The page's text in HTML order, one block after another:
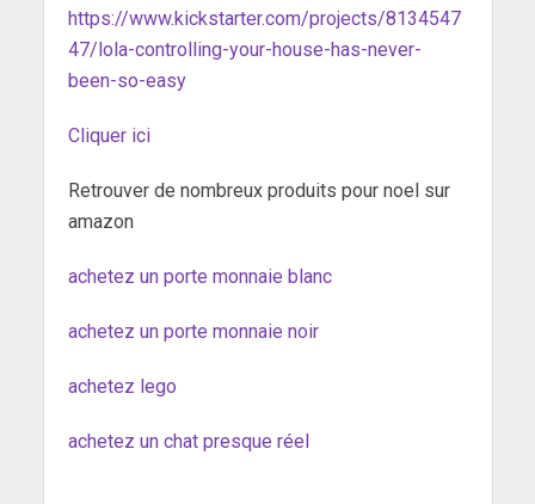
https://www.kickstarter.com/projects/8134547
47/lola-controlling-your-house-has-never-
been-so-easy
Cliquer ici
Retrouver de nombreux produits pour noel sur
amazon
achetez un porte monnaie blanc
achetez un porte monnaie noir
achetez lego
achetez un chat presque réel